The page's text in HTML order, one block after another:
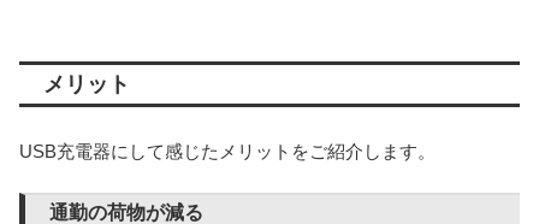
メリット
USB充電器にして感じたメリットをご紹介します。
通勤の荷物が減る